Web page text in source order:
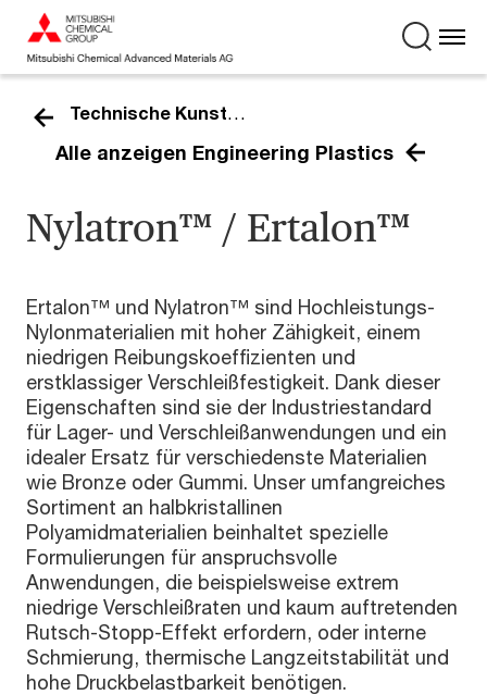
Technische Kunststoffe
Alle anzeigen Engineering Plastics
Nylatron™ / Ertalon™
Ertalon™ und Nylatron™ sind Hochleistungs-
Nylonmaterialien mit hoher Zähigkeit, einem
niedrigen Reibungskoeffizienten und
erstklassiger Verschleißfestigkeit. Dank dieser
Eigenschaften sind sie der Industriestandard
für Lager- und Verschleißanwendungen und ein
idealer Ersatz für verschiedenste Materialien
wie Bronze oder Gummi. Unser umfangreiches
Sortiment an halbkristallinen
Polyamidmaterialien beinhaltet spezielle
Formulierungen für anspruchsvolle
Anwendungen, die beispielsweise extrem
niedrige Verschleißraten und kaum auftretenden
Rutsch-Stopp-Effekt erfordern, oder interne
Schmierung, thermische Langzeitstabilität und
hohe Druckbelastbarkeit benötigen.